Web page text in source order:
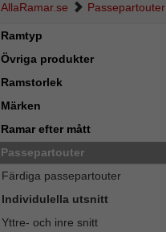
AllaRamar.se Passepartouter
Ramtyp
Övriga produkter
Ramstorlek
Märken
Ramar efter mått
Passepartouter
Färdiga passepartouter
Individulella utsnitt
Yttre- och inre snitt